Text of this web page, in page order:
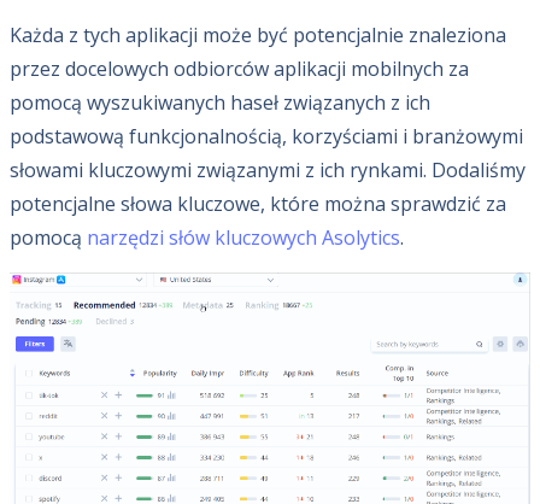
Każda z tych aplikacji może być potencjalnie znaleziona
przez docelowych odbiorców aplikacji mobilnych za
pomocą wyszukiwanych haseł związanych z ich
podstawową funkcjonalnością, korzyściami i branżowymi
słowami kluczowymi związanymi z ich rynkami. Dodaliśmy
potencjalne słowa kluczowe, które można sprawdzić za
pomocą narzędzi słów kluczowych Asolytics.